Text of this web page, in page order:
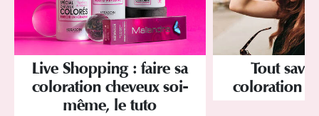
Live Shopping : faire sa
coloration cheveux soi-
même, le tuto
Tout
coloration